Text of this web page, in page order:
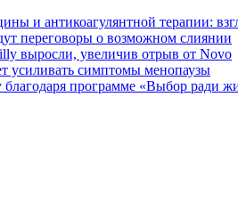
и антикоагулянтной терапии:
переговоры о возможном слиянии
выросли, увеличив отрыв от Novo
усиливать симптомы менопаузы
программе «Выбор ради